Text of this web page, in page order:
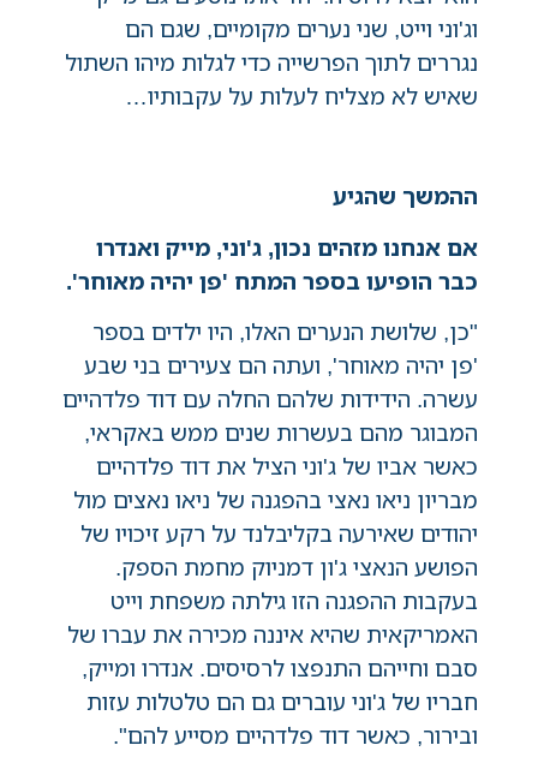
וג'וני וייט, שני נערים מקומיים, שגם הם
נגררים לתוך הפרשייה כדי לגלות מיהו השתול
שאיש לא מצליח לעלות על עקבותיו…
ההמשך שהגיע
אם אנחנו מזהים נכון, ג'וני, מייק ואנדרו
כבר הופיעו בספר המתח 'פן יהיה מאוחר'.
"כן, שלושת הנערים האלו, היו ילדים בספר
'פן יהיה מאוחר', ועתה הם צעירים בני שבע
עשרה. הידידות שלהם החלה עם דוד פלדהיים
המבוגר מהם בעשרות שנים ממש באקראי,
כאשר אביו של ג'וני הציל את דוד פלדהיים
מבריון ניאו נאצי בהפגנה של ניאו נאצים מול
יהודים שאירעה בקליבלנד על רקע זיכויו של
הפושע הנאצי ג'ון דמניוק מחמת הספק.
בעקבות ההפגנה הזו גילתה משפחת וייט
האמריקאית שהיא איננה מכירה את עברו של
סבם וחייהם התנפצו לרסיסים. אנדרו ומייק,
חבריו של ג'וני עוברים גם הם טלטלות עזות
ובירור, כאשר דוד פלדהיים מסייע להם".